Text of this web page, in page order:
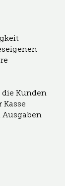
die Kunden